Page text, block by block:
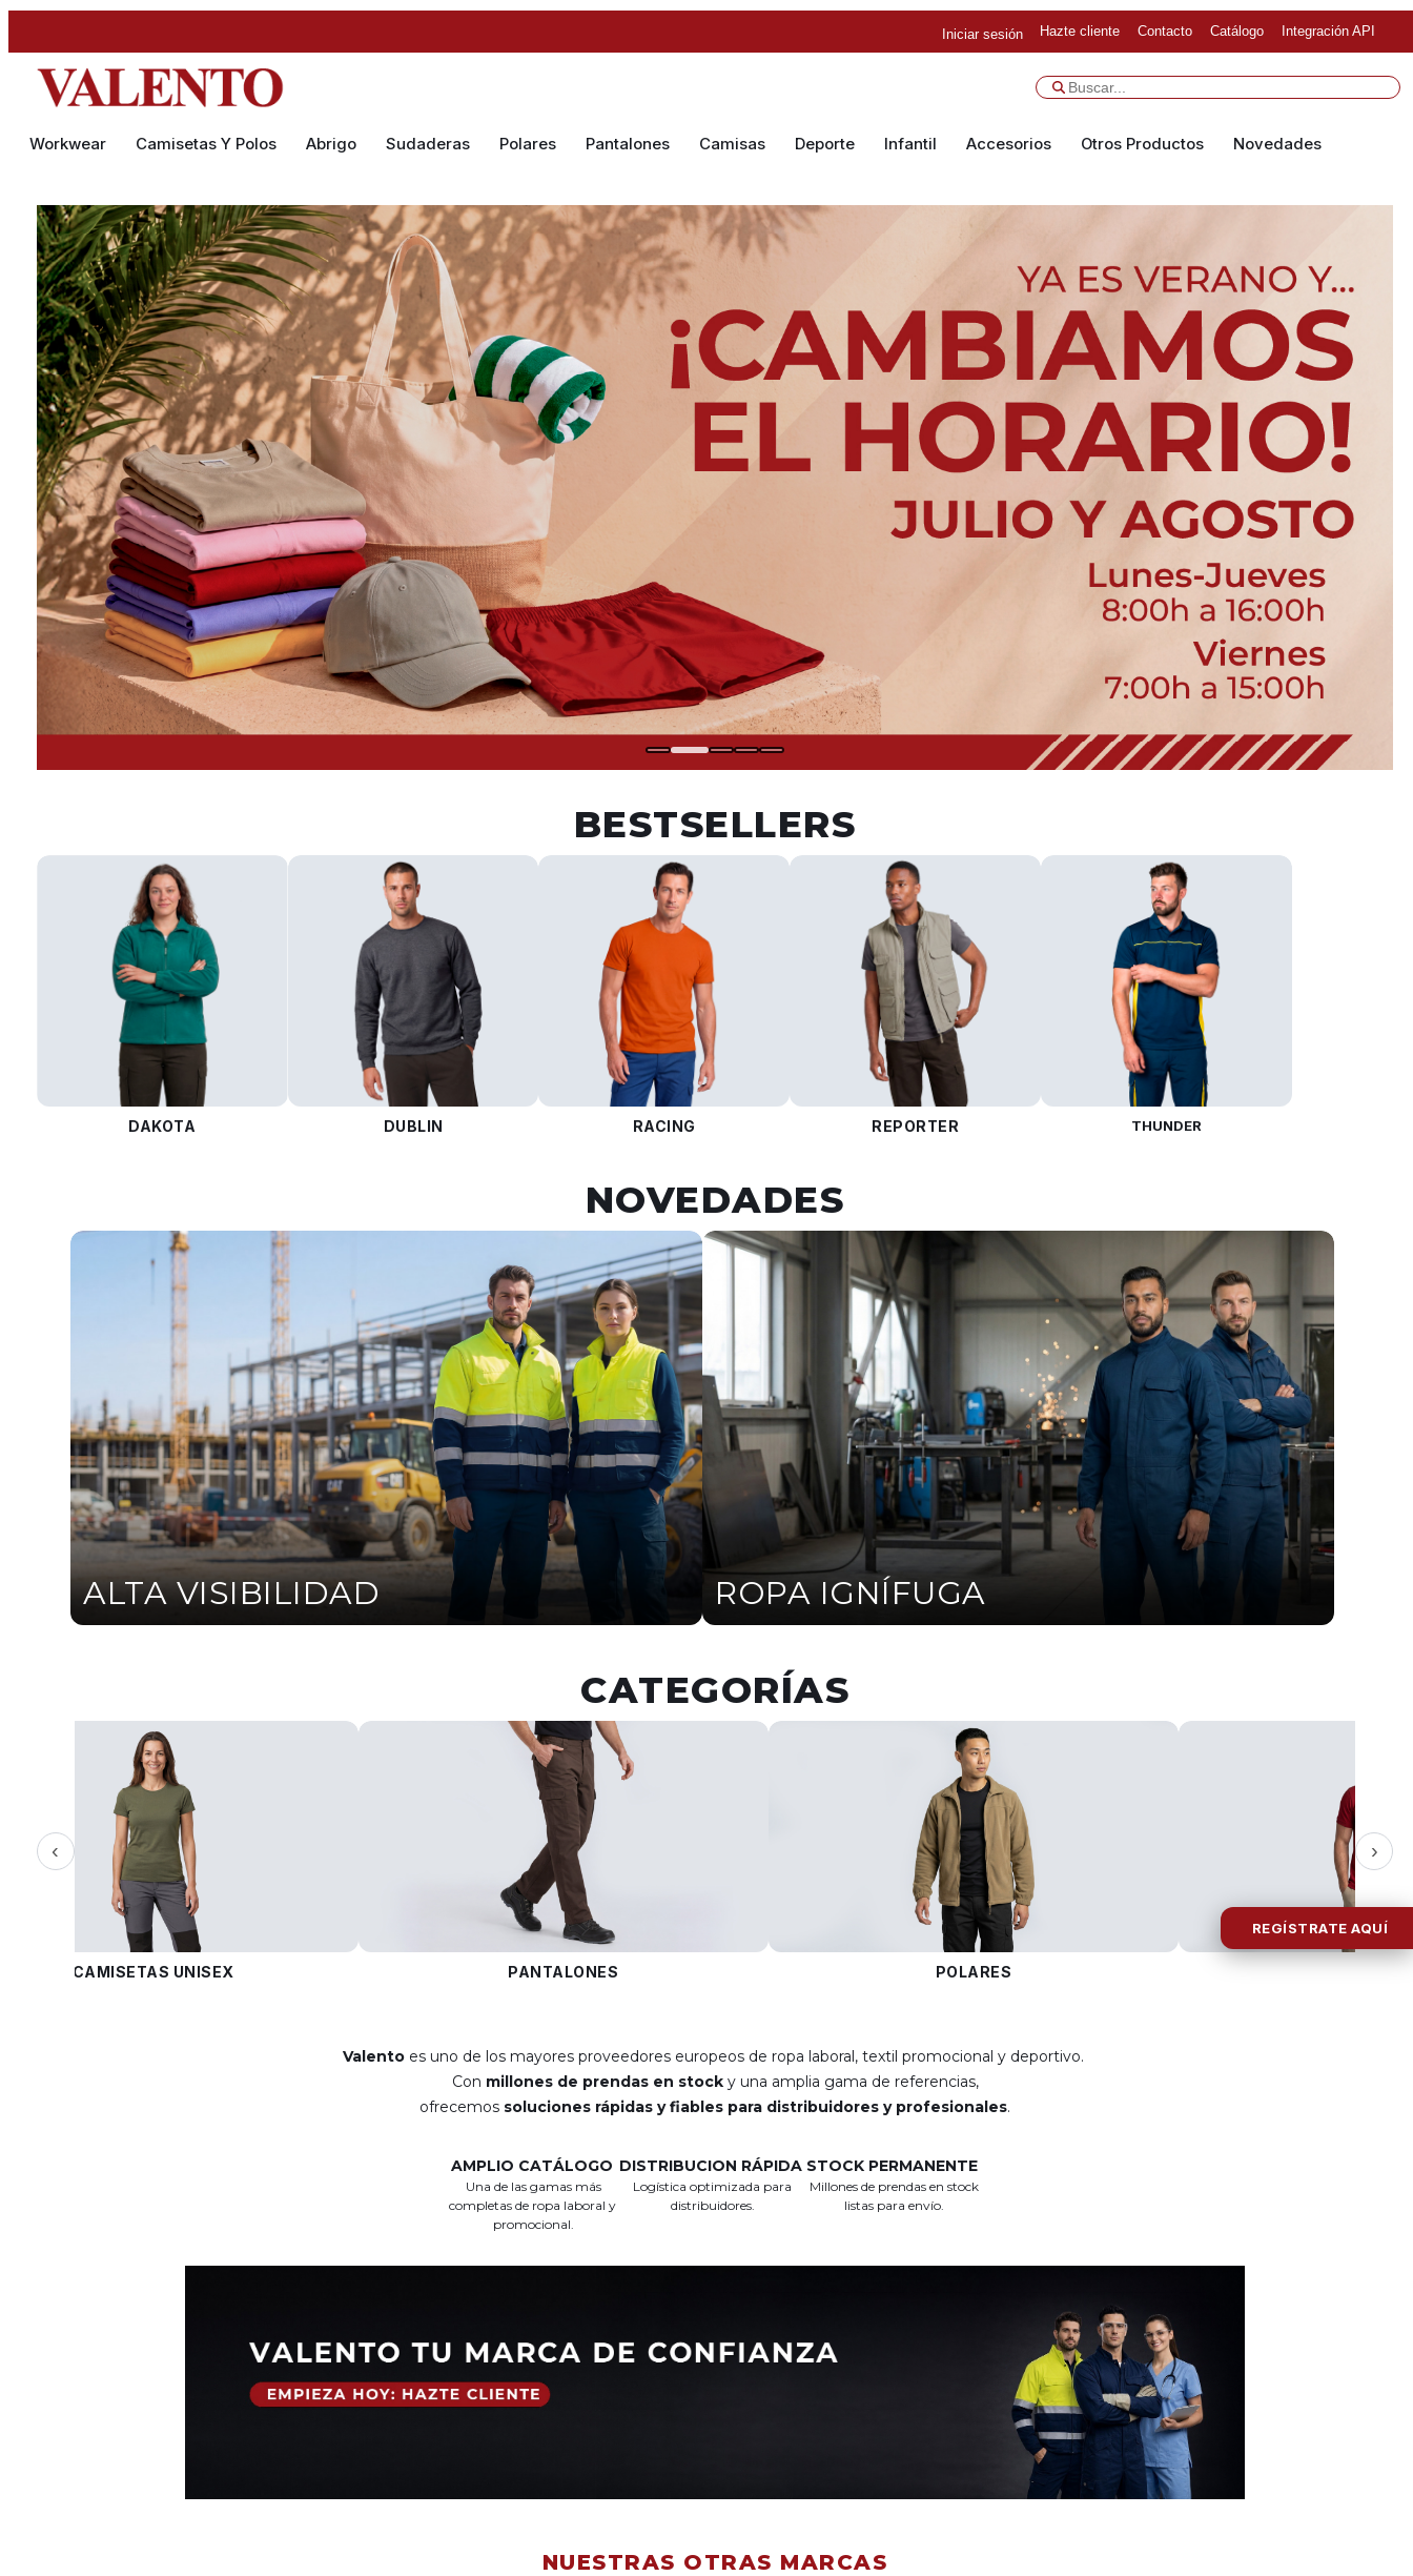
Iniciar sesión Hazte cliente Contacto Catálogo Integración API
Workwear Camisetas Y Polos Abrigo Sudaderas Polares Pantalones Camisas Deporte Infantil Accesorios Otros Productos Novedades
BESTSELLERS
DAKOTA DUBLIN RACING REPORTER THUNDER
NOVEDADES
ALTA VISIBILIDAD ROPA IGNÍFUGA
CATEGORÍAS
‹
CAMISETAS UNISEX PANTALONES POLARES
›
Valento es uno de los mayores proveedores europeos de ropa laboral, textil promocional y deportivo.
Con millones de prendas en stocky una amplia gama de referencias,
ofrecemos soluciones rápidas y fiables para distribuidores y profesionales.
AMPLIO CATÁLOGO
Una de las gamas más
completas de ropa laboral y
promocional.
DISTRIBUCION RÁPIDA
Logística optimizada para
distribuidores.
STOCK PERMANENTE
Millones de prendas en stock
listas para envío.
NUESTRAS OTRAS MARCAS
REGÍSTRATE AQUÍ